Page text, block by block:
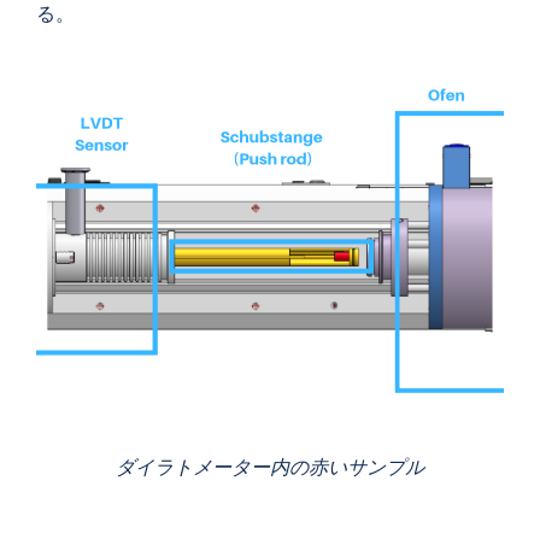
る。
ダイラトメーター内の赤いサンプル